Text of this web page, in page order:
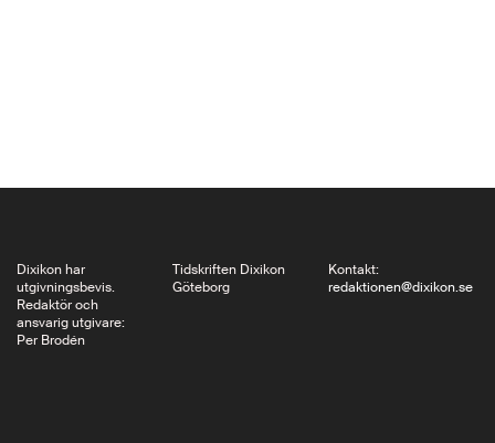
Nederländerna
som varit dess ”mest
kostbara koloniala
juvel”. Om…
Dixikon har
utgivningsbevis.
Redaktör och
ansvarig utgivare:
Per Brodén
Tidskriften Dixikon
Göteborg
Kontakt:
redaktionen@dixikon.se